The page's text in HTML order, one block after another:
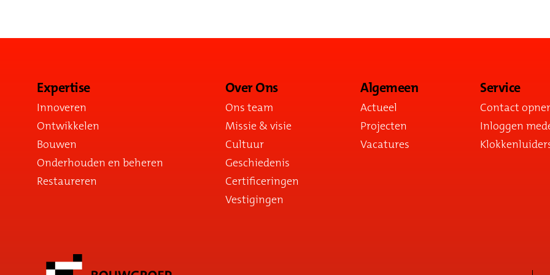
Expertise
Innoveren
Ontwikkelen
Bouwen
Onderhouden en beheren
Restaureren
Over Ons
Ons team
Missie & visie
Cultuur
Geschiedenis
Certificeringen
Vestigingen
Algemeen
Actueel
Projecten
Vacatures
Service
Contact
Inloggen